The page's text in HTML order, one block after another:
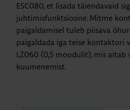
ESC080, et lisada täiendavaid
juhtimisfunktsioone. Mitme
paigaldamisel tuleb piisava
paigaldada iga teise kontaktori
LZ060 (0,5 moodulit), mis aitab
kuumenemist.